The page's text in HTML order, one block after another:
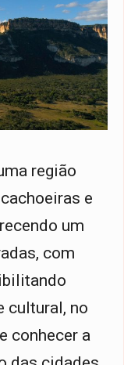
região
e
um
com
cultural, no
conhecer a